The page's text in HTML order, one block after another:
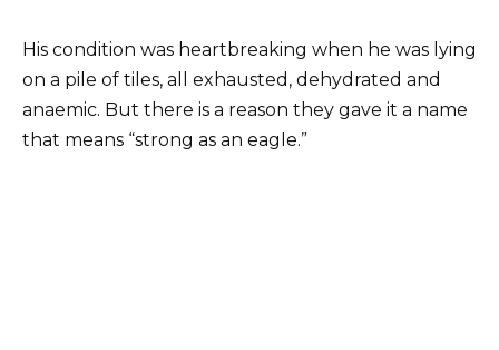
His condition was heartbreaking when he was lying
on a pile of tiles, all exhausted, dehydrated and
anaemic. But there is a reason they gave it a name
that means “strong as an eagle.”